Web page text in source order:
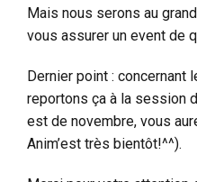
Mais nous serons au
vous assurer un event de
Dernier point : concernant
reportons ça à la session
est de novembre, vous
Anim’est très bientôt!^^).